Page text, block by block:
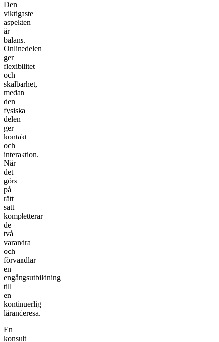
Den
viktigaste
aspekten
är
balans.
Onlinedelen
ger
flexibilitet
och
skalbarhet,
medan
den
fysiska
delen
ger
kontakt
och
interaktion.
När
det
görs
på
rätt
sätt
kompletterar
de
två
varandra
och
förvandlar
en
engångsutbildning
till
en
kontinuerlig
läranderesa.
En
konsult